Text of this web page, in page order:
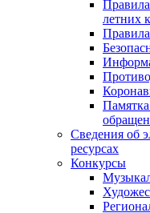
летних
Сведения об
ресурсах
Конкурсы